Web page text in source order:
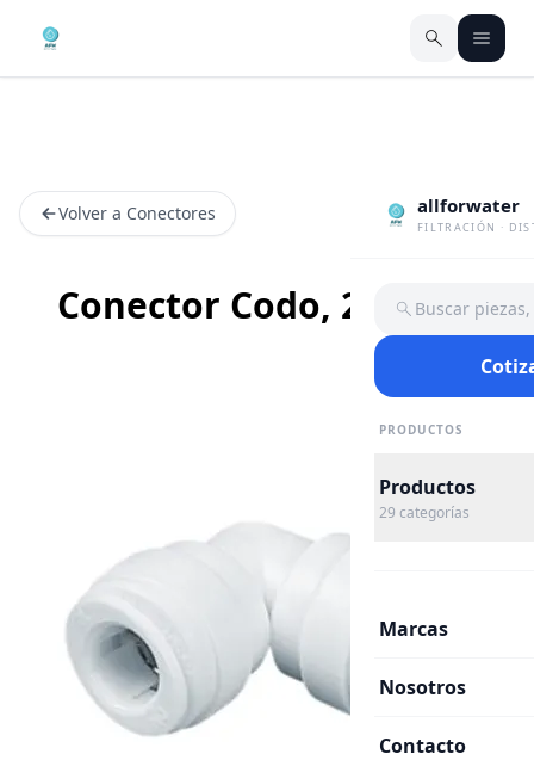
allforwater
FILTRACIÓN ·
Buscar
PRODUCTOS
Productos
29 categorías
Marcas
Nosotros
Contacto
Volver a Conectores
Conector Codo, 2 Tubos